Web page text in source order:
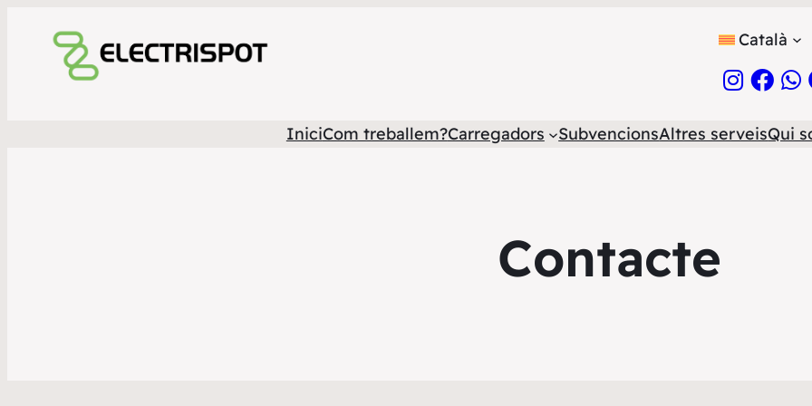
Català
IniciCom treballem?Carregadors SubvencionsAltres serveisQui
Contacte